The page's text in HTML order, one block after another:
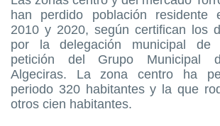
han perdido población residente
2010 y 2020, según certifican los
por la delegación municipal de
petición del Grupo Municipal
Algeciras. La zona centro ha
periodo 320 habitantes y la que
otros cien habitantes.